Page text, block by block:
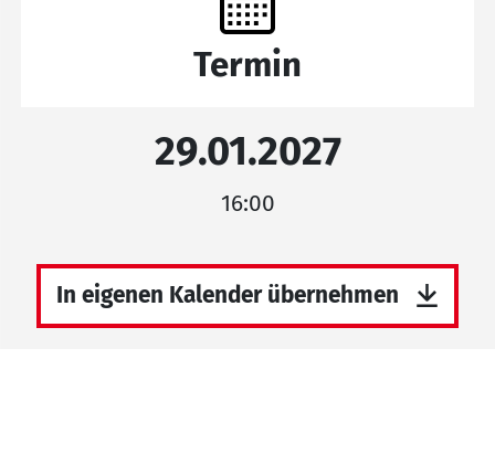
Termin
29.01.2027
16:00
In eigenen Kalender übernehmen